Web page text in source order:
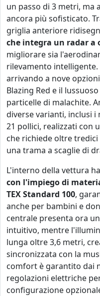
un passo di 3 metri, ma
ancora più sofisticato.
griglia anteriore
che integra un radar a
migliorare sia
rilevamento
arrivando a nove
Blazing Red e il
particelle di malachite.
diverse varianti, inclusi i
21 pollici, realizzati con
che richiede oltre
una trama a scaglie di
L'interno della vettura
con l'impiego di
TEX Standard 100,
anche per bambini e
centrale presenta ora
intuitivo, mentre
lunga oltre 3,6 metri,
sincronizzata con la
comfort è garantito dai
regolazioni elettriche
configurazione